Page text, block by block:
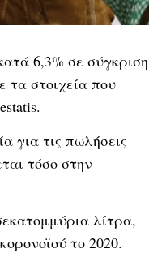
6,3% σε σύγκριση
τα στοιχεία που
για τις πωλήσεις
τόσο στην
λίτρα,
το 2020.